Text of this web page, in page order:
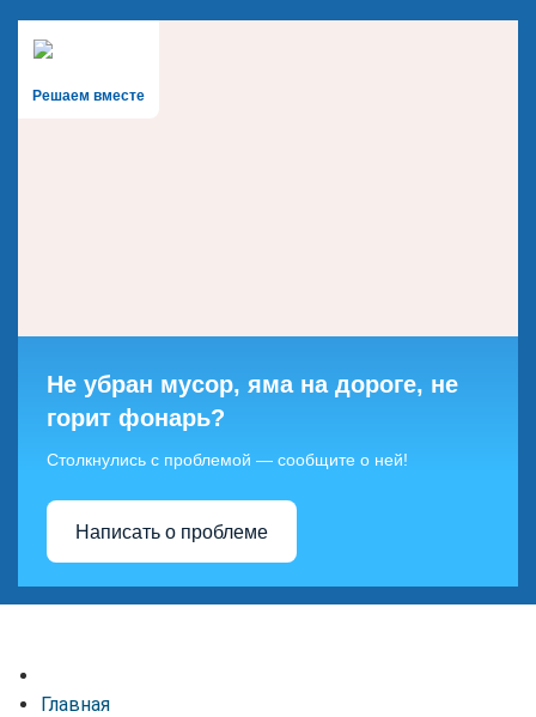
Решаем вместе
Не убран мусор, яма на дороге, не
горит фонарь?
Столкнулись с проблемой — сообщите о ней!
Написать о проблеме
Главная